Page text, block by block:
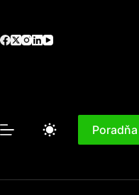
Poradňa